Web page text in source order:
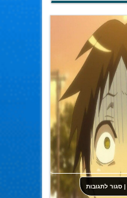
|סגור לתגובותעל
jwww1